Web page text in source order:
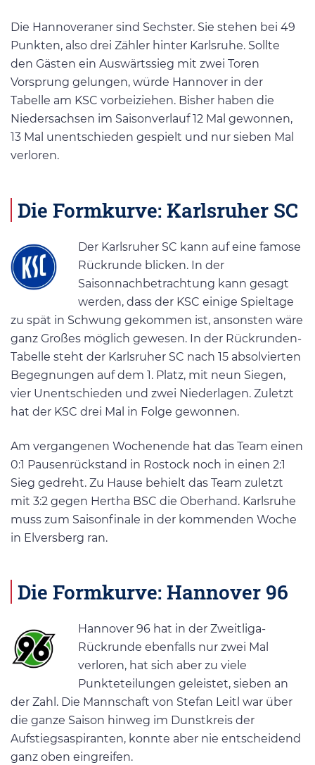
Die Hannoveraner sind Sechster. Sie stehen bei 49
Punkten, also drei Zähler hinter Karlsruhe. Sollte
den Gästen ein Auswärtssieg mit zwei Toren
Vorsprung gelungen, würde Hannover in der
Tabelle am KSC vorbeiziehen. Bisher haben die
Niedersachsen im Saisonverlauf 12 Mal gewonnen,
13 Mal unentschieden gespielt und nur sieben Mal
verloren.
Die Formkurve: Karlsruher SC
Der Karlsruher SC kann auf eine famose
Rückrunde blicken. In der
Saisonnachbetrachtung kann gesagt
werden, dass der KSC einige Spieltage
zu spät in Schwung gekommen ist, ansonsten wäre
ganz Großes möglich gewesen. In der Rückrunden-
Tabelle steht der Karlsruher SC nach 15 absolvierten
Begegnungen auf dem 1. Platz, mit neun Siegen,
vier Unentschieden und zwei Niederlagen. Zuletzt
hat der KSC drei Mal in Folge gewonnen.
Am vergangenen Wochenende hat das Team einen
0:1 Pausenrückstand in Rostock noch in einen 2:1
Sieg gedreht. Zu Hause behielt das Team zuletzt
mit 3:2 gegen Hertha BSC die Oberhand. Karlsruhe
muss zum Saisonfinale in der kommenden Woche
in Elversberg ran.
Die Formkurve: Hannover 96
Hannover 96 hat in der Zweitliga-
Rückrunde ebenfalls nur zwei Mal
verloren, hat sich aber zu viele
Punkteteilungen geleistet, sieben an
der Zahl. Die Mannschaft von Stefan Leitl war über
die ganze Saison hinweg im Dunstkreis der
Aufstiegsaspiranten, konnte aber nie entscheidend
ganz oben eingreifen.